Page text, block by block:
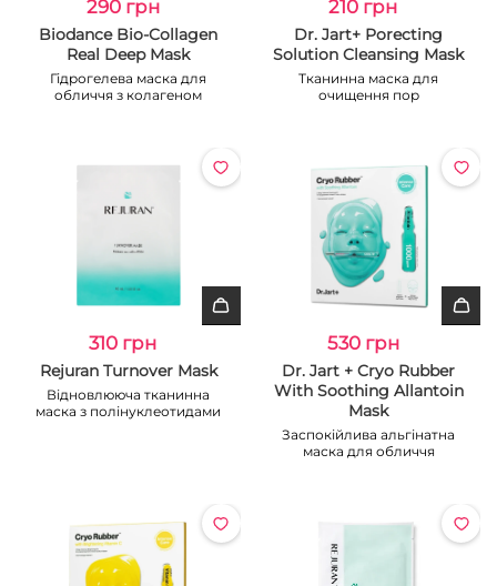
290 грн
Biodance Bio-Collagen
Real Deep Mask
Гідрогелева маска для
обличчя з колагеном
210 грн
Dr. Jart+ Porecting
Solution Cleansing Mask
Тканинна маска для
очищення пор
310 грн
Rejuran Turnover Mask
Відновлююча тканинна
маска з полінуклеотидами
530 грн
Dr. Jart + Cryo Rubber
With Soothing Allantoin
Mask
Заспокійлива альгінатна
маска для обличчя